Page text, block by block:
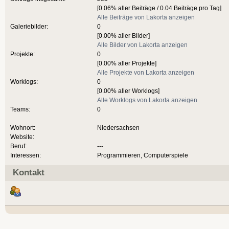
Galeriebilder:
Projekte:
Worklogs:
Teams:
Wohnort:
Website:
Beruf:
Interessen:
[0.06% aller Beiträge / 0.04 Beiträge pro Tag]
Alle Beiträge von Lakorta anzeigen
0
[0.00% aller Bilder]
Alle Bilder von Lakorta anzeigen
0
[0.00% aller Projekte]
Alle Projekte von Lakorta anzeigen
0
[0.00% aller Worklogs]
Alle Worklogs von Lakorta anzeigen
0
Niedersachsen
---
Programmieren, Computerspiele
Kontakt